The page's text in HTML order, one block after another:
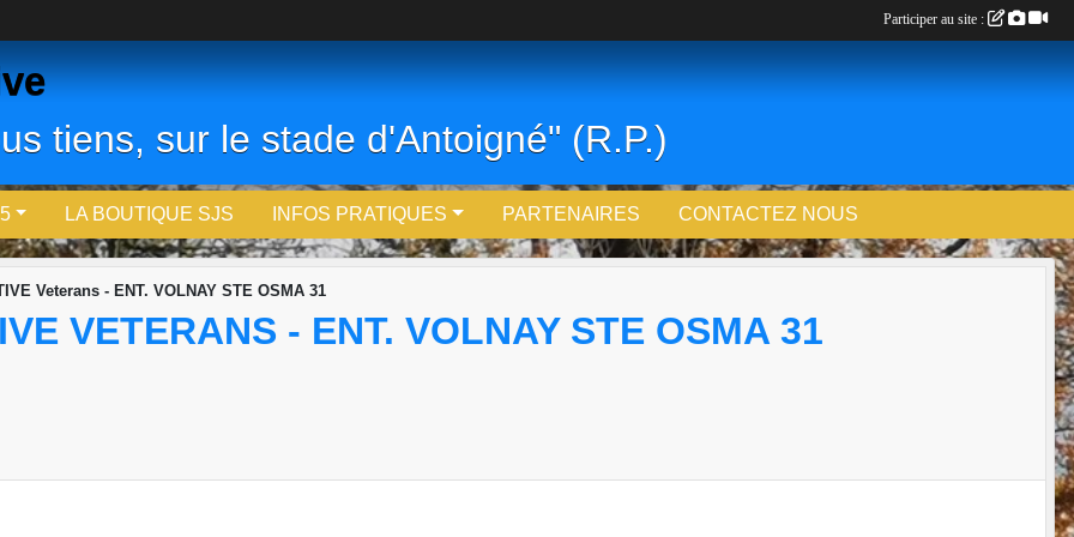
tiens, sur le stade d'Antoigné" (R.P.)
LA BOUTIQUE SJS INFOS PRATIQUES PARTENAIRES CONTACTEZ NOUS
Veterans - ENT. VOLNAY STE OSMA 31
VETERANS - ENT. VOLNAY STE OSMA 31
Participer au site :